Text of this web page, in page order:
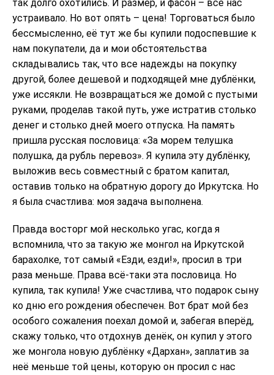
так долго охотились. И размер, и фасон – всё нас
устраивало. Но вот опять – цена! Торговаться было
бессмысленно, её тут же бы купили подоспевшие к
нам покупатели, да и мои обстоятельства
складывались так, что все надежды на покупку
другой, более дешевой и подходящей мне дублёнки,
уже иссякли. Не возвращаться же домой с пустыми
руками, проделав такой путь, уже истратив столько
денег и столько дней моего отпуска. На память
пришла русская пословица: «За морем телушка
полушка, да рубль перевоз». Я купила эту дублёнку,
выложив весь совместный с братом капитал,
оставив только на обратную дорогу до Иркутска. Но
я была счастлива: моя задача выполнена.
Правда восторг мой несколько угас, когда я
вспомнила, что за такую же монгол на Иркутской
барахолке, тот самый «Езди, езди!», просил в три
раза меньше. Права всё-таки эта пословица. Но
купила, так купила! Уже счастлива, что подарок сыну
ко дню его рождения обеспечен. Вот брат мой без
особого сожаления поехал домой и, забегая вперёд,
скажу только, что отдохнув денёк, он купил у этого
же монгола новую дублёнку «Дархан», заплатив за
неё меньше той цены, которую он просил с нас